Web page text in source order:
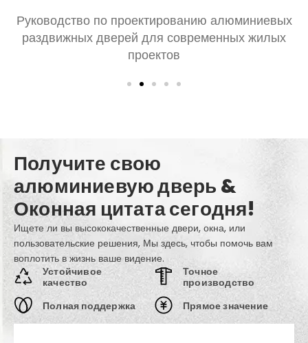
Выбор алюминиевых дверей для спальни и
гостиной: Комфорт, Стиль, и конфиденциальность
алюминиевую дверь &
Оконная цитата сегодня!
Ищете ли вы высококачественные двери, окна, или
пользовательские решения, Мы здесь, чтобы помочь вам
воплотить в жизнь ваше видение.
Устойчивое
качество
Полная поддержка
производство
Прямое значение